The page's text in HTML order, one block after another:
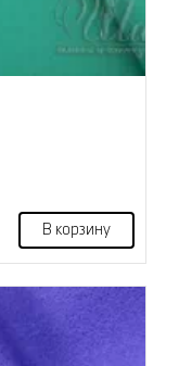
В корзину